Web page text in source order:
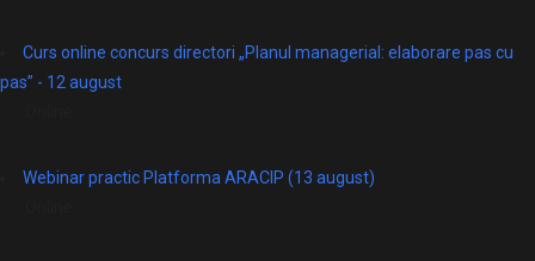
Curs online concurs directori „Planul managerial: elaborare pas cu
pas” - 12 august
Webinar practic Platforma ARACIP (13 august)